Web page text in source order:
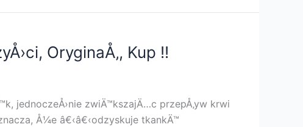
OryginaÅ‚, Kup !!
jednoczeÅ›nie zwiÄ™kszajÄ…c przepÅ‚yw krwi
Å¼e â€‹â€‹odzyskuje tkankÄ™